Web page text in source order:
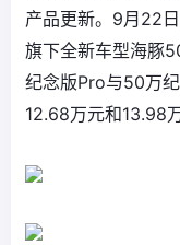
产品更新。9月22
旗下全新车型海豚
纪念版Pro与50万
12.68万元和13.98万